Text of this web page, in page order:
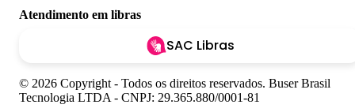
Atendimento em libras
SAC Libras
© 2026 Copyright - Todos os direitos reservados. Buser Brasil
Tecnologia LTDA - CNPJ: 29.365.880/0001-81